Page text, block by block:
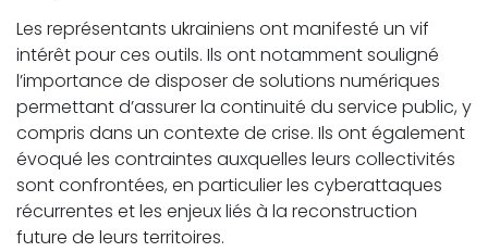
Les représentants ukrainiens ont manifesté un vif
intérêt pour ces outils. Ils ont notamment souligné
l’importance de disposer de solutions numériques
permettant d’assurer la continuité du service public, y
compris dans un contexte de crise. Ils ont également
évoqué les contraintes auxquelles leurs collectivités
sont confrontées, en particulier les cyberattaques
récurrentes et les enjeux liés à la reconstruction
future de leurs territoires.